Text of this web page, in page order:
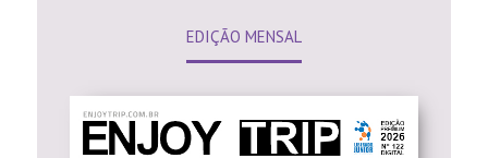
EDIÇÃO MENSAL